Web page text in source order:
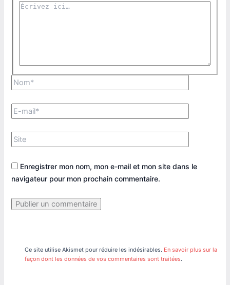
Écrivez
Nom*
E-
mail*
Site
Enregistrer mon nom, mon e-mail et mon site dans le
navigateur pour mon prochain commentaire.
Ce site utilise Akismet pour réduire les indésirables. En savoir plus sur la
façon dont les données de vos commentaires sont traitées.